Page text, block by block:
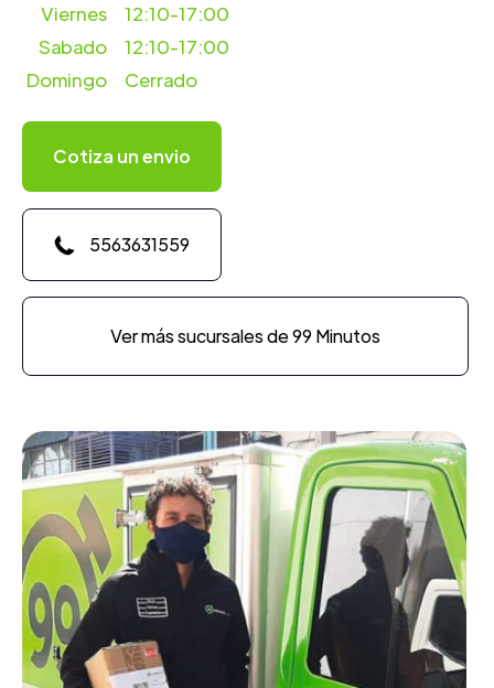
Viernes
12:10-17:00
Sabado
12:10-17:00
Domingo
Cerrado
Cotiza un envio
5563631559
Ver más sucursales de 99 Minutos